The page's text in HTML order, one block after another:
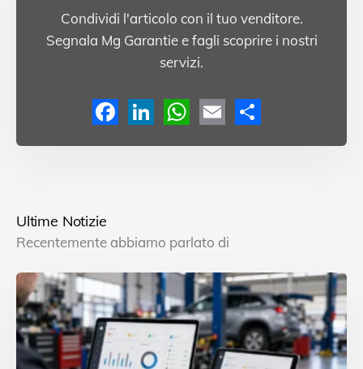
Condividi l'articolo con il tuo venditore.
Segnala Mg Garantie e fagli scoprire i nostri
servizi.
b
o
k
e
I
n
s
p
l
i
d
i
Ultime Notizie
Recentemente abbiamo parlato di